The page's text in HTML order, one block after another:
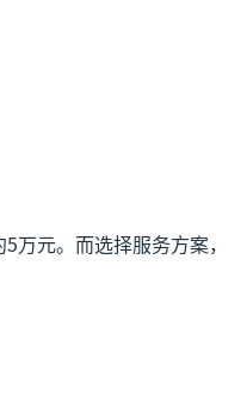
元。而选择服务方案，